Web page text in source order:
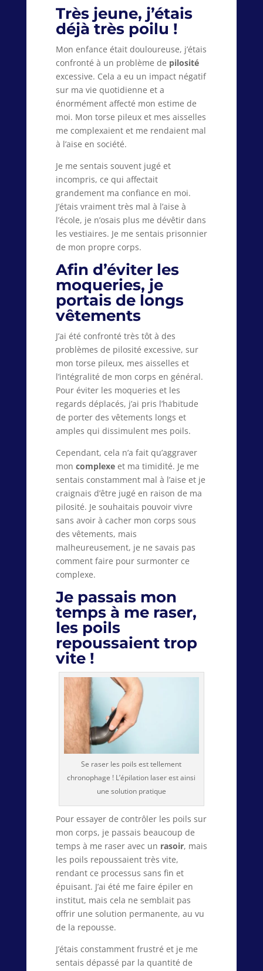
Très jeune, j’étais
déjà très poilu !
Mon enfance était douloureuse, j’étais
confronté à un problème de pilosité
excessive. Cela a eu un impact négatif
sur ma vie quotidienne et a
énormément affecté mon estime de
moi. Mon torse pileux et mes aisselles
me complexaient et me rendaient mal
à l’aise en société.
Je me sentais souvent jugé et
incompris, ce qui affectait
grandement ma confiance en moi.
J’étais vraiment très mal à l’aise à
l’école, je n’osais plus me dévêtir dans
les vestiaires. Je me sentais prisonnier
de mon propre corps.
Afin d’éviter les
moqueries, je
portais de longs
vêtements
J’ai été confronté très tôt à des
problèmes de pilosité excessive, sur
mon torse pileux, mes aisselles et
l’intégralité de mon corps en général.
Pour éviter les moqueries et les
regards déplacés, j’ai pris l’habitude
de porter des vêtements longs et
amples qui dissimulent mes poils.
Cependant, cela n’a fait qu’aggraver
mon complexeet ma timidité. Je me
sentais constamment mal à l’aise et je
craignais d’être jugé en raison de ma
pilosité. Je souhaitais pouvoir vivre
sans avoir à cacher mon corps sous
des vêtements, mais
malheureusement, je ne savais pas
comment faire pour surmonter ce
complexe.
Je passais mon
temps à me raser,
les poils
repoussaient trop
vite !
Se raser les poils est tellement
chronophage ! L’épilation laser est ainsi
une solution pratique
Pour essayer de contrôler les poils sur
mon corps, je passais beaucoup de
temps à me raser avec un rasoir, mais
les poils repoussaient très vite,
rendant ce processus sans fin et
épuisant. J’ai été me faire épiler en
institut, mais cela ne semblait pas
offrir une solution permanente, au vu
de la repousse.
J’étais constamment frustré et je me
sentais dépassé par la quantité de